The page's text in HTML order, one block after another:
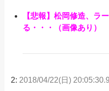
【悲報】松岡修造、ラ
る・・・（画像あり）
2: 2018/04/22(日)